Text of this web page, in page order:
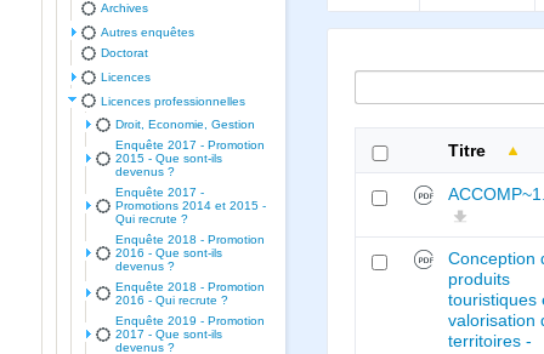
Archives
Autres enquêtes
Doctorat
Licences
Licences professionnelles
Droit, Economie, Gestion
Enquête 2017 - Promotion
2015 - Que sont-ils
devenus ?
Enquête 2017 -
Promotions 2014 et 2015 -
Qui recrute ?
Enquête 2018 - Promotion
2016 - Que sont-ils
devenus ?
Enquête 2018 - Promotion
2016 - Qui recrute ?
Enquête 2019 - Promotion
2017 - Que sont-ils
devenus ?
Titre
Conception
produits
touristiques
valorisation
territoires -